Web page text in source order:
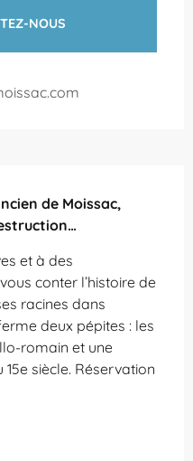
NOUS
de Moissac,
et à des
conter l’histoire de
racines dans
deux pépites : les
romain et une
siècle. Réservation